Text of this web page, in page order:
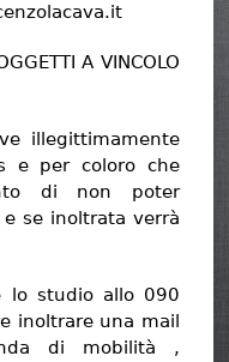
A VINCOLO
illegittimamente
e per coloro che
di non poter
se inoltrata verrà
lo studio allo 090
inoltrare una mail
di mobilità ,